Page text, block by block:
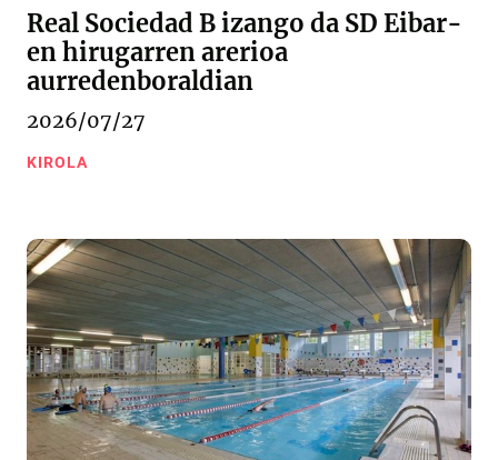
Real Sociedad B izango da SD Eibar-
en hirugarren arerioa
aurredenboraldian
2026/07/27
KIROLA